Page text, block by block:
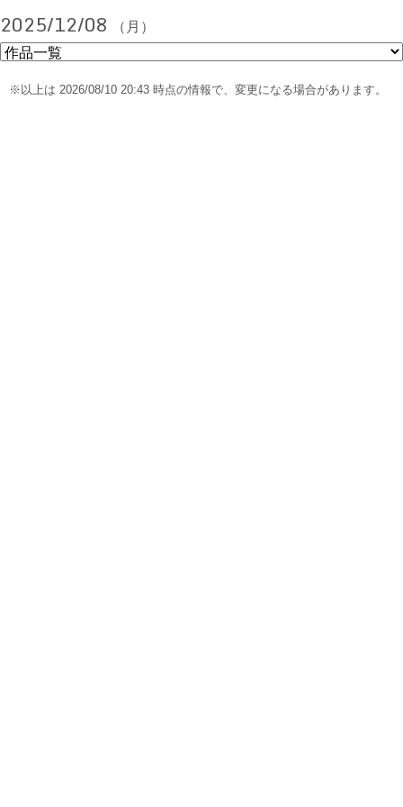
2025/12/08 （月）
※以上は 2026/08/10 20:43 時点の情報で、変更になる場合があります。